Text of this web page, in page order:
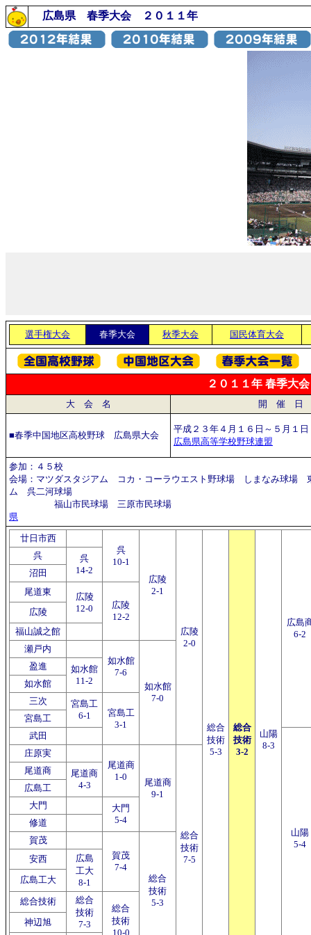
広島県 春季大会 ２０１１年
選手権大会 春季大会 秋季大会 国民体育大会
２０１１年 春季大会
大 会 名 開 催 日
■春季中国地区高校野球 広島県大会
平成２３年４月１６日～５月１日
広島県高等学校野球連盟
参加：４５校
会場：マツダスタジアム コカ・コーラウエスト野球場 しまなみ球場
ム 呉二河球場
福山市民球場 三原市
県
廿日市西
呉
10-1
広陵
2-1
広陵
2-0
総合
技術
5-3
総合
技術
3-2
山陽
8-3
広島
6-2
呉
呉
14-2
沼田
尾道東
広陵
12-0
広陵
12-2
広陵
福山誠之館
瀬戸内
如水館
7-6
如水館
7-0
盈進
如水館
11-2
如水館
三次
宮島工
6-1
宮島工
3-1
宮島工
武田
山陽
5-4
庄原実
尾道商
1-0
尾道商
9-1
総合
技術
7-5
尾道商
尾道商
4-3
広島工
大門
大門
5-4
修道
賀茂
賀茂
7-4
総合
技術
5-3
安西
広島
工大
8-1
広島工大
総合技術
総合
技術
7-3
総合
技術
10-0
神辺旭